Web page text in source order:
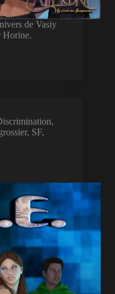
de Vasiy
Horine.
,
, SF,